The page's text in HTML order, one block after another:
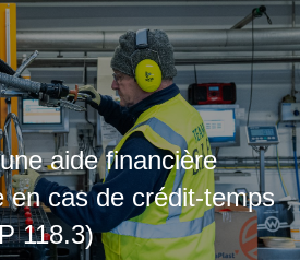
aide financière
en cas de crédit-temps
118.3)